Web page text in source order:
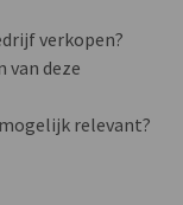
verkopen?
van deze
relevant?